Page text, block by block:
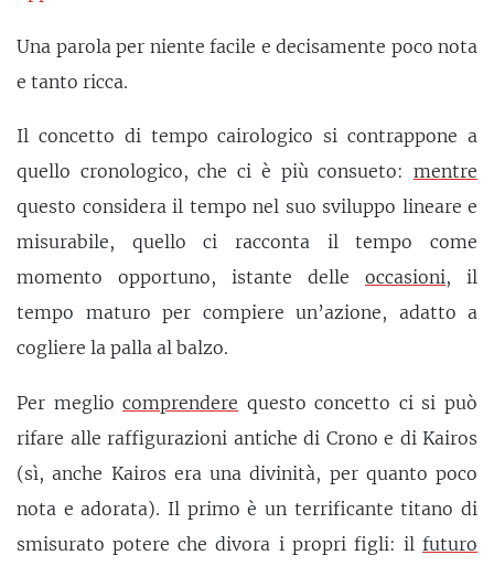
Una parola per niente facile e decisamente poco nota
e tanto ricca.
Il concetto di tempo cairologico si contrappone a
quello cronologico, che ci è più consueto: mentre
questo considera il tempo nel suo sviluppo lineare e
misurabile, quello ci racconta il tempo come
momento opportuno, istante delle occasioni, il
tempo maturo per compiere un’azione, adatto a
cogliere la palla al balzo.
Per megliocomprendere questo concetto ci si può
rifare alle raffigurazioni antiche di Crono e di Kairos
(sì, anche Kairos era una divinità, per quanto poco
nota e adorata). Il primo è un terrificante titano di
smisurato potere che divora i propri figli: il futuro